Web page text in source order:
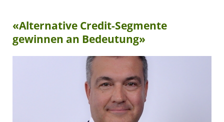
«Alternative Credit-Segmente
gewinnen an Bedeutung»